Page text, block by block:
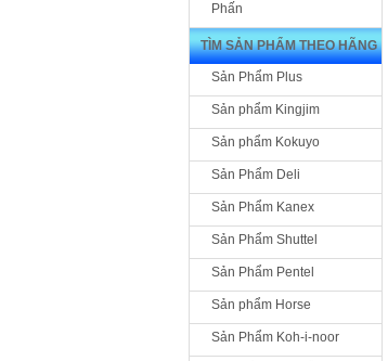
Phấn
TÌM SẢN PHẨM THEO HÃNG
Sản Phẩm Plus
Sản phẩm Kingjim
Sản phẩm Kokuyo
Sản Phẩm Deli
Sản Phẩm Kanex
Sản Phẩm Shuttel
Sản Phẩm Pentel
Sản phẩm Horse
Sản Phẩm Koh-i-noor